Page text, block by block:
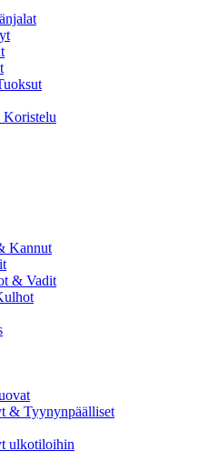
Koristelu
Kannut
& Vadit
& Tyynynpäälliset
ulkotiloihin